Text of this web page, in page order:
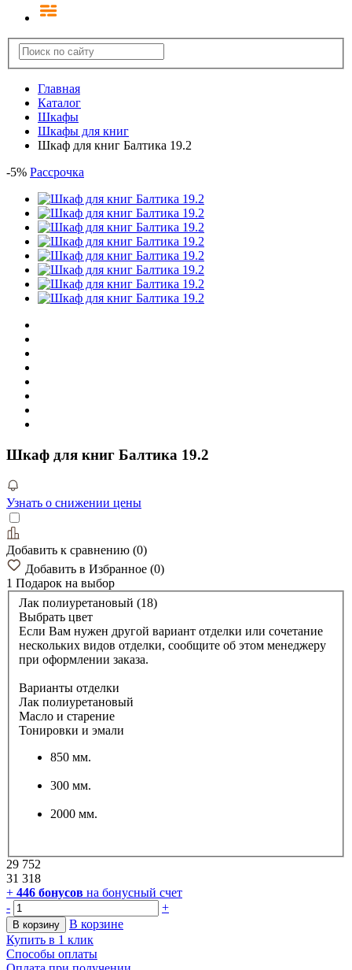
Главная
Каталог
Шкафы
Шкафы для книг
Шкаф для книг Балтика 19.2
-5% Рассрочка
Шкаф для книг Балтика 19.2
Узнать о снижении цены
Добавить к сравнению (0)
Добавить в Избранное (0)
1 Подарок на выбор
Лак полиуретановый (18)
Выбрать цвет
Если Вам нужен другой вариант отделки или сочетание
нескольких видов отделки, сообщите об этом менеджеру
при оформлении заказа.
Варианты отделки
Лак полиуретановый
Масло и старение
Тонировки и эмали
850 мм.
300 мм.
2000 мм.
29 752
31 318
+ 446 бонусов на бонусный счет
-
+
В корзину
В корзине
Купить в 1 клик
Способы оплаты